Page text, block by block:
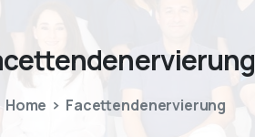
Home Facettendenervierung